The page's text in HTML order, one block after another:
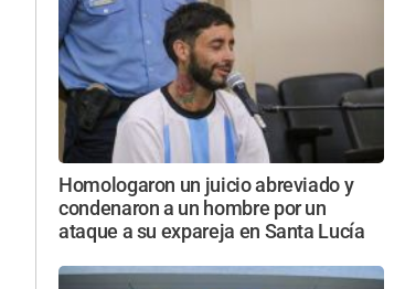
Homologaron un juicio abreviado y
condenaron a un hombre por un
ataque a su expareja en Santa Lucía